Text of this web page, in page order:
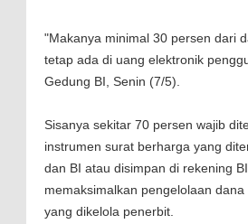
"Makanya minimal 30 persen dari
tetap ada di uang elektronik
Gedung BI, Senin (7/5).
Sisanya sekitar 70 persen wajib
instrumen surat berharga yang
dan BI atau disimpan di rekening
memaksimalkan pengelolaan
yang dikelola penerbit.